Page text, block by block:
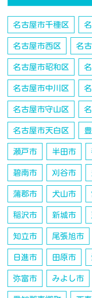
名古屋市千種区
名古屋市西区 名
名古屋市昭和区
名古屋市中川区
名古屋市守山区
名古屋市天白区
瀬戸市 半田市
碧南市 刈谷市
蒲郡市 犬山市
稲沢市 新城市
知立市 尾張旭市
日進市 田原市
弥富市 みよし市